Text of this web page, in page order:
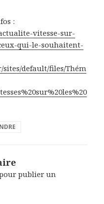
:
vitesse-sur-
qui-le-souhaitent-
sites/default/files/Thém
publier un